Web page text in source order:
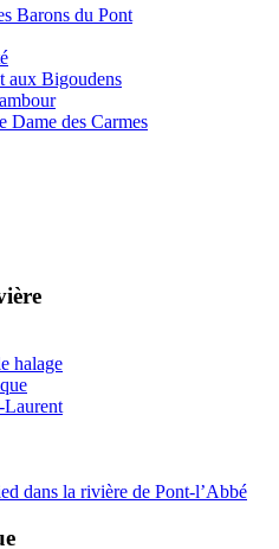
Barons du Pont
aux Bigoudens
Dame des Carmes
halage
Laurent
dans la rivière de Pont-l’Abbé